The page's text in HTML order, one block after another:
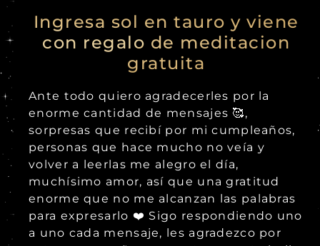
Ingresa sol en tauro y viene
con regalo de meditacion
gratuita
Ante todo quiero agradecerles por la
enorme cantidad de mensajes 🥰,
sorpresas que recibí por mi cumpleaños,
personas que hace mucho no veía y
volver a leerlas me alegro el día,
muchísimo amor, así que una gratitud
enorme que no me alcanzan las palabras
para expresarlo ❤️ Sigo respondiendo uno
a uno cada mensaje, les agradezco por